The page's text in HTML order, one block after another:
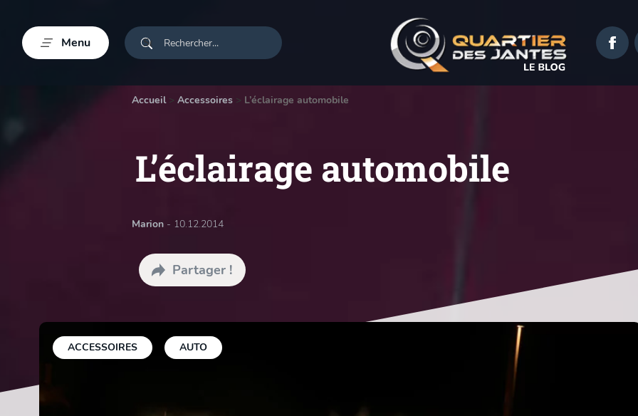
Menu
Accueil> Accessoires> L’éclairage automobile
L’éclairage automobile
Marion - 10.12.2014
Partager !
ACCESSOIRES AUTO